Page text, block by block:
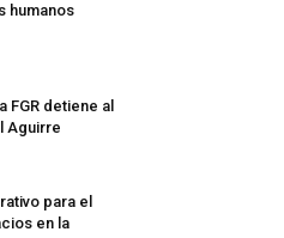
humanos
FGR detiene al
Aguirre
para el
en la